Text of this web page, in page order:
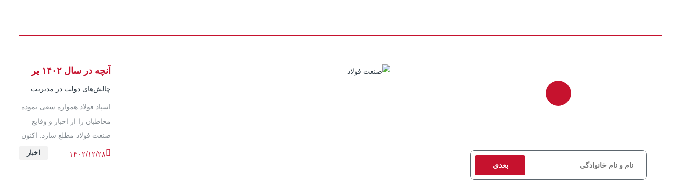
آنچه در سال ۱۴۰۲ بر
صنعت فولاد گذشت
چالش‌های دولت در مدیریت
صنعت فولاد در سال ۱۴۰۲
اسپاد فولاد همواره سعی نموده
مخاطبان را از اخبار و وقایع
صنعت فولاد مطلع سازد. اکنون
مروری داریم بر آنچه در سال
۱۴۰۲/۱۲/۲۸ اخبار
بعدی